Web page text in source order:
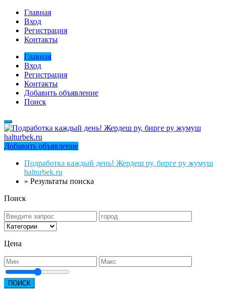
Главная
Вход
Регистрация
Контакты
Главная
Вход
Регистрация
Контакты
Добавить объявление
Поиск
Добавить объявление
Подработка каждый день! Жердеш ру, бирге ру жумуш
halturbek.ru
» Результаты поиска
Поиск
Цена
ПОИСК